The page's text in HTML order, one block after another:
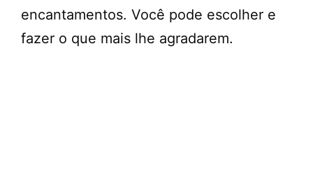
encantamentos. Você pode escolher e
fazer o que mais lhe agradarem.